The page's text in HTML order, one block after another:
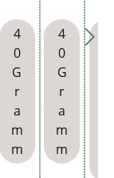
Pouc
h
4
0
G
r
a
m
m
Pouc
h
4
0
G
r
a
m
m